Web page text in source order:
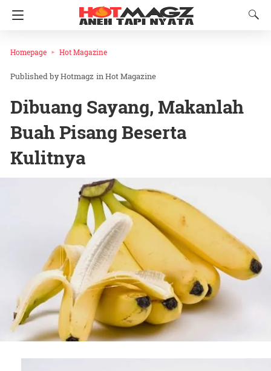
Homepage Hot Magazine
Hotmagz inHot Magazine
Dibuang Sayang, Makanlah
Buah Pisang Beserta
Kulitnya